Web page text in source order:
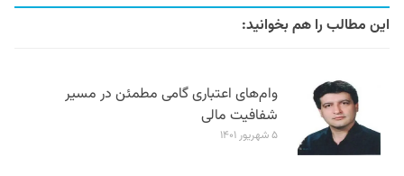
این مطالب را هم بخوانید:
وام‌های اعتباری گامی مطمئن در مسیر
شفافیت مالی
۵ شهریور ۱۴۰۱